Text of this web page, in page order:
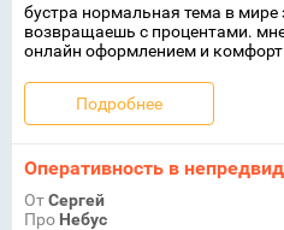
бустра нормальная тема в мире
возвращаешь с процентами.
онлайн оформлением и
Подробнее
Оперативность в
ОтСергей
Про Небус